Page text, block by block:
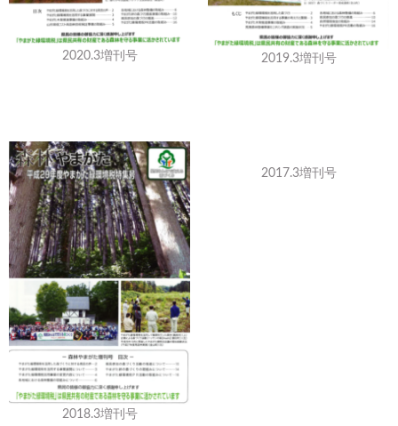
2020.3増刊号 2019.3増刊号
2018.3増刊号
2017.3増刊号